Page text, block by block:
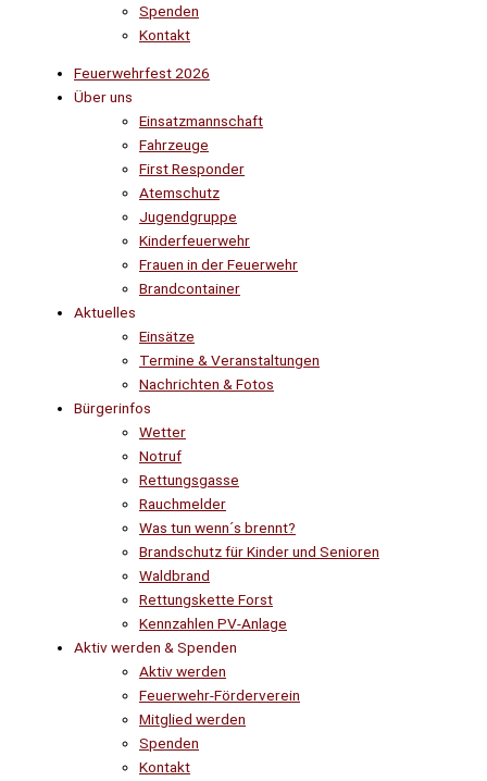
Spenden
Kontakt
Feuerwehrfest 2026
Über uns
Einsatzmannschaft
Fahrzeuge
First Responder
Atemschutz
Jugendgruppe
Kinderfeuerwehr
Frauen in der Feuerwehr
Brandcontainer
Aktuelles
Einsätze
Termine & Veranstaltungen
Nachrichten & Fotos
Bürgerinfos
Wetter
Notruf
Rettungsgasse
Rauchmelder
Was tun wenn´s brennt?
Brandschutz für Kinder und Senioren
Waldbrand
Rettungskette Forst
Kennzahlen PV-Anlage
Aktiv werden & Spenden
Aktiv werden
Feuerwehr-Förderverein
Mitglied werden
Spenden
Kontakt